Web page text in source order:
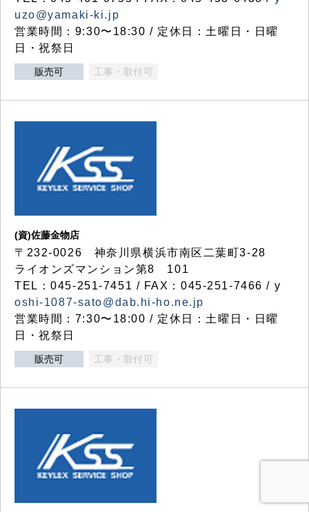
uzo@yamaki-ki.jp
営業時間：9:30〜18:30 / 定休日：土曜日・日曜
日・祝祭日
販売可 工事・取付可
(資)佐藤金物店
〒232-0026 神奈川県横浜市南区二葉町3-28
ライオンズマンション第8 101
TEL：045-251-7451 / FAX：045-251-7466 / y
oshi-1087-sato@dab.hi-ho.ne.jp
営業時間：7:30〜18:00 / 定休日：土曜日・日曜
日・祝祭日
販売可 工事・取付可